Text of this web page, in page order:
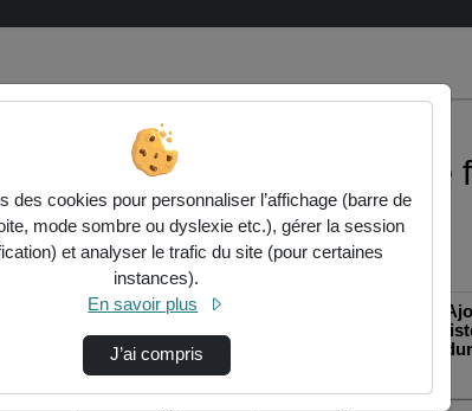
la vidéo Suites et séries de
période de
Vue totale depuis
des cookies pour personnaliser l’affichage (barre de
mode sombre ou dyslexie etc.), gérer la session
et analyser le trafic du site (pour certaines
instances).
En savoir plus
J’ai compris